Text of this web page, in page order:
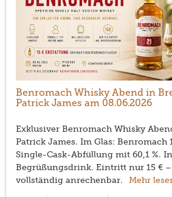
Benromach Whisky Abend in
Patrick James am 08.06.2026
Exklusiver Benromach Whisky
Patrick James. Im Glas: Benromach
Single-Cask-Abfüllung mit 60,1 %.
Begrüßungsdrink. Eintritt nur 15 €
vollständig anrechenbar.
Mehr